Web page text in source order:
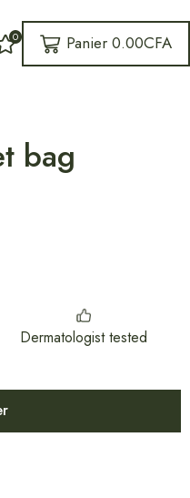
0 Panier 0.00CFA
bag
Dermatologist tested